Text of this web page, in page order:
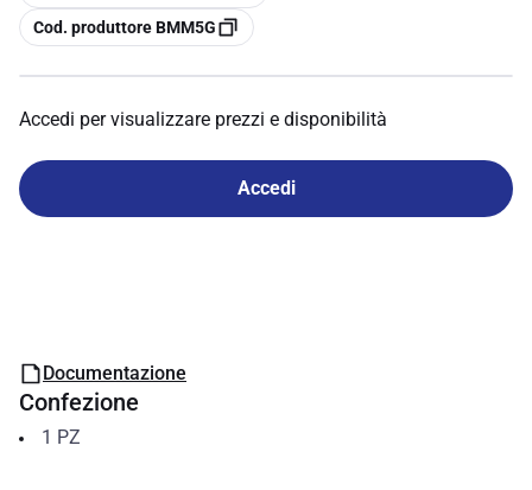
copia
Cod. produttore BMM5G
Accedi per visualizzare prezzi e disponibilità
Accedi
Documentazione
Confezione
1 PZ